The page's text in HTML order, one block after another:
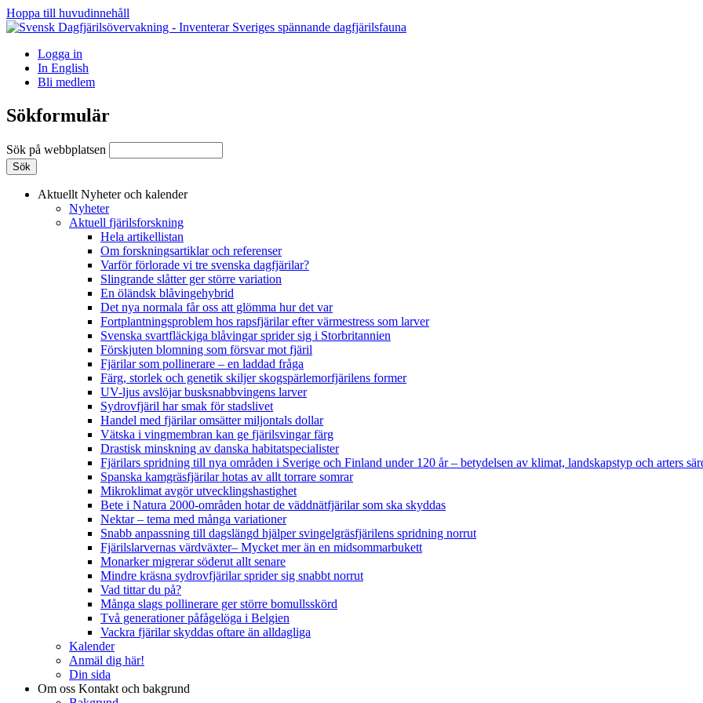
Hoppa till huvudinnehåll
Logga in
In English
Bli medlem
Sökformulär
Sök på webbplatsen
Aktuellt Nyheter och kalender
Nyheter
Aktuell fjärilsforskning
Hela artikellistan
Om forskningsartiklar och referenser
Varför förlorade vi tre svenska dagfjärilar?
Slingrande slåtter ger större variation
En öländsk blåvingehybrid
Det nya normala får oss att glömma hur det var
Fortplantningsproblem hos rapsfjärilar efter värmestress som larver
Svenska svartfläckiga blåvingar sprider sig i Storbritannien
Förskjuten blomning som försvar mot fjäril
Fjärilar som pollinerare – en laddad fråga
Färg, storlek och genetik skiljer skogspärlemorfjärilens former
UV-ljus avslöjar busksnabbvingens larver
Sydrovfjäril har smak för stadslivet
Handel med fjärilar omsätter miljontals dollar
Vätska i vingmembran kan ge fjärilsvingar färg
Drastisk minskning av danska habitatspecialister
Fjärilars spridning till nya områden i Sverige och Finland under 120 år– betydelsen av klimat, landskapstyp och arters
Spanska kamgräsfjärilar hotas av allt torrare somrar
Mikroklimat avgör utvecklingshastighet
Bete i Natura 2000-områden hotar de väddnätfjärilar som ska skyddas
Nektar – tema med många variationer
Snabb anpassning till dagslängd hjälper svingelgräsfjärilens spridning norrut
Fjärilslarvernas värdväxter– Mycket mer än en midsommarbukett
Monarker migrerar söderut allt senare
Mindre kräsna sydrovfjärilar sprider sig snabbt norrut
Vad tittar du på?
Många slags pollinerare ger större bomullsskörd
Två generationer påfågelöga i Belgien
Vackra fjärilar skyddas oftare än alldagliga
Kalender
Anmäl dig här!
Din sida
Om oss Kontakt och bakgrund